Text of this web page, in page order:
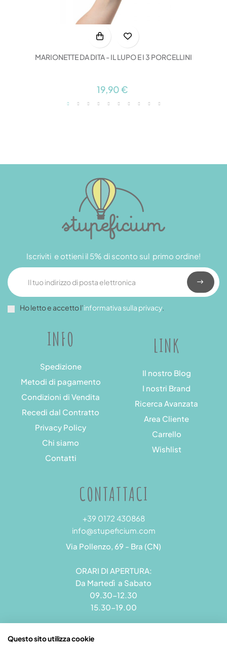
MARIONETTE DA DITA - IL LUPO E I 3 PORCELLINI
19,90 €
INFO
Spedizione
Metodi di pagamento
Condizioni di Vendita
Recedi dal Contratto
Privacy Policy
Chi siamo
Contatti
LINK
Il nostro Blog
I nostri Brand
Ricerca Avanzata
Area Cliente
Carrello
Wishlist
Iscriviti e ottieni il 5% di sconto sul primo ordine!
Ho letto e accetto l’informativa sulla privacy.
CONTATTACI
+39 0172 430868
info@stupeficium.com
Via Pollenzo, 69 - Bra (CN)
ORARI DI APERTURA:
Da Martedì a Sabato
09.30-12.30
15.30-19.00
Questo sito utilizza cookie